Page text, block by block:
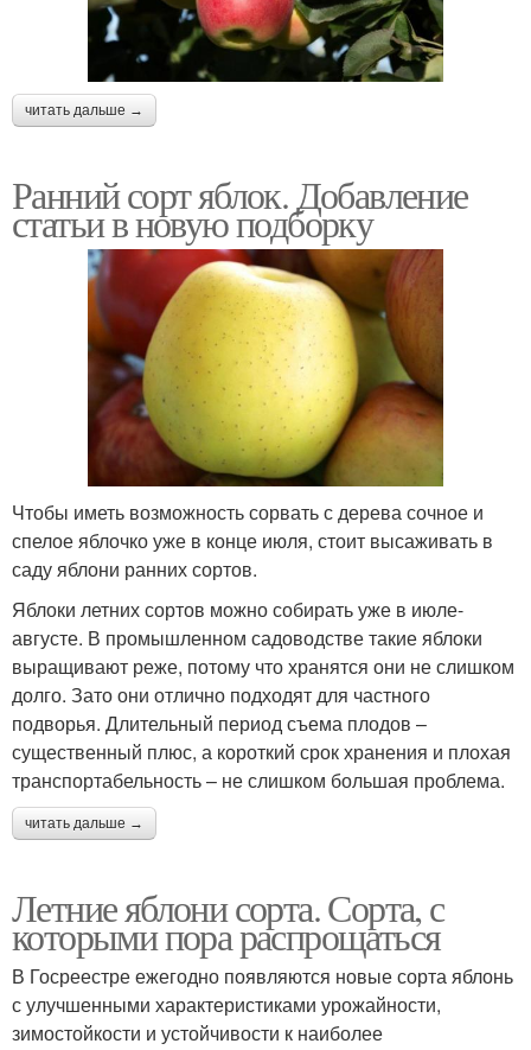
читать дальше →
Ранний сорт яблок. Добавление
статьи в новую подборку
Чтобы иметь возможность сорвать с дерева сочное и
спелое яблочко уже в конце июля, стоит высаживать в
саду яблони ранних сортов.
Яблоки летних сортов можно собирать уже в июле-
августе. В промышленном садоводстве такие яблоки
выращивают реже, потому что хранятся они не слишком
долго. Зато они отлично подходят для частного
подворья. Длительный период съема плодов –
существенный плюс, а короткий срок хранения и плохая
транспортабельность – не слишком большая проблема.
читать дальше →
Летние яблони сорта. Сорта, с
которыми пора распрощаться
В Госреестре ежегодно появляются новые сорта яблонь
с улучшенными характеристиками урожайности,
зимостойкости и устойчивости к наиболее